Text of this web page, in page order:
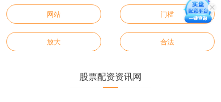
网站 门槛
放大 合法
股票配资资讯网